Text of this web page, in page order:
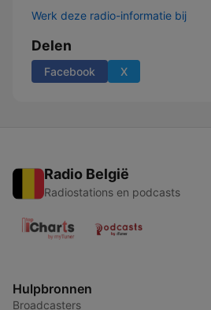
Werk deze radio-informatie bij
Delen
Facebook X
Radio België
Radiostations en podcasts
Hulpbronnen
Broadcasters